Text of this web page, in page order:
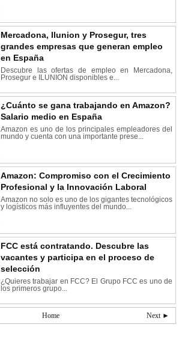
Mercadona, Ilunion y Prosegur, tres
grandes empresas que generan empleo
en España
Descubre las ofertas de empleo en Mercadona,
Prosegur e ILUNION disponibles e...
¿Cuánto se gana trabajando en Amazon?
Salario medio en España
Amazon es uno de los principales empleadores del
mundo y cuenta con una importante prese...
Amazon: Compromiso con el Crecimiento
Profesional y la Innovación Laboral
Amazon no solo es uno de los gigantes tecnológicos
y logísticos más influyentes del mundo...
FCC está contratando. Descubre las
vacantes y participa en el proceso de
selección
¿Quieres trabajar en FCC? El Grupo FCC es uno de
los primeros grupo...
Next ►
Home